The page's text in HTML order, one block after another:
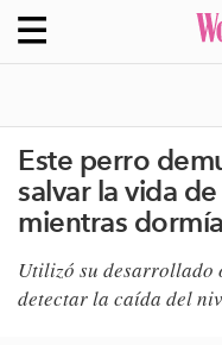
Este perro
salvar la vida
mientras dormía
Utilizó su desarrollado
detectar la caída del